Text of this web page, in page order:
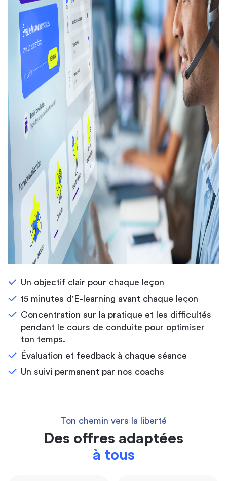
Un objectif clair pour chaque leçon
15 minutes d'E-learning avant chaque leçon
Concentration sur la pratique et les difficultés
pendant le cours de conduite pour optimiser
ton temps.
Évaluation et feedback à chaque séance
Un suivi permanent par nos coachs
Ton chemin vers la liberté
Des offres adaptées
à tous